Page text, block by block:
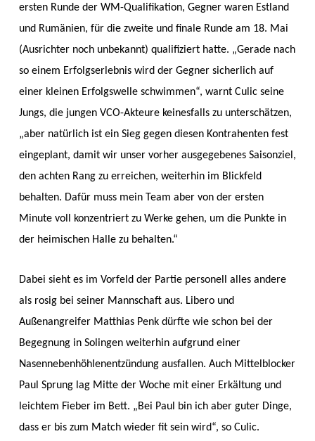
ersten Runde der WM-Qualifikation, Gegner waren Estland
und Rumänien, für die zweite und finale Runde am 18. Mai
(Ausrichter noch unbekannt) qualifiziert hatte. „Gerade nach
so einem Erfolgserlebnis wird der Gegner sicherlich auf
einer kleinen Erfolgswelle schwimmen“, warnt Culic seine
Jungs, die jungen VCO-Akteure keinesfalls zu unterschätzen,
„aber natürlich ist ein Sieg gegen diesen Kontrahenten fest
eingeplant, damit wir unser vorher ausgegebenes Saisonziel,
den achten Rang zu erreichen, weiterhin im Blickfeld
behalten. Dafür muss mein Team aber von der ersten
Minute voll konzentriert zu Werke gehen, um die Punkte in
der heimischen Halle zu behalten.“
Dabei sieht es im Vorfeld der Partie personell alles andere
als rosig bei seiner Mannschaft aus. Libero und
Außenangreifer Matthias Penk dürfte wie schon bei der
Begegnung in Solingen weiterhin aufgrund einer
Nasennebenhöhlenentzündung ausfallen. Auch Mittelblocker
Paul Sprung lag Mitte der Woche mit einer Erkältung und
leichtem Fieber im Bett. „Bei Paul bin ich aber guter Dinge,
dass er bis zum Match wieder fit sein wird“, so Culic.